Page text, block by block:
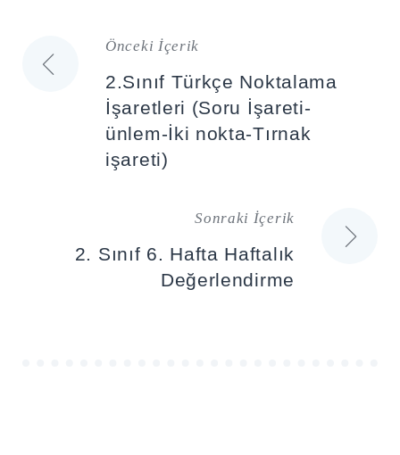
Yazı
gezinmesi
Önceki İçerik
2.Sınıf Türkçe Noktalama
İşaretleri (Soru İşareti-
ünlem-İki nokta-Tırnak
işareti)
Sonraki İçerik
2. Sınıf 6. Hafta Haftalık
Değerlendirme